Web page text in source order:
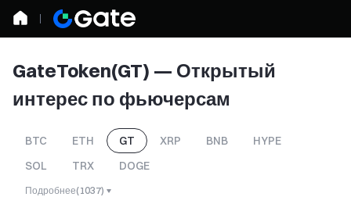
GateToken(GT) — Открытый
интерес по фьючерсам
BTC ETH GT XRP BNB
HYPE
SOL
TRX DOGE
Подробнее(1037)